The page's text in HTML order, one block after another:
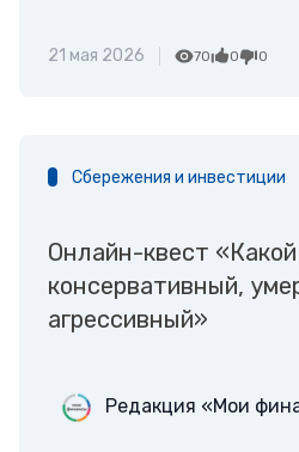
21 мая 2026 70 0 0
Сбережения и инвестиции
Онлайн-квест
консервативный,
агрессивный»
Редакция «Мои